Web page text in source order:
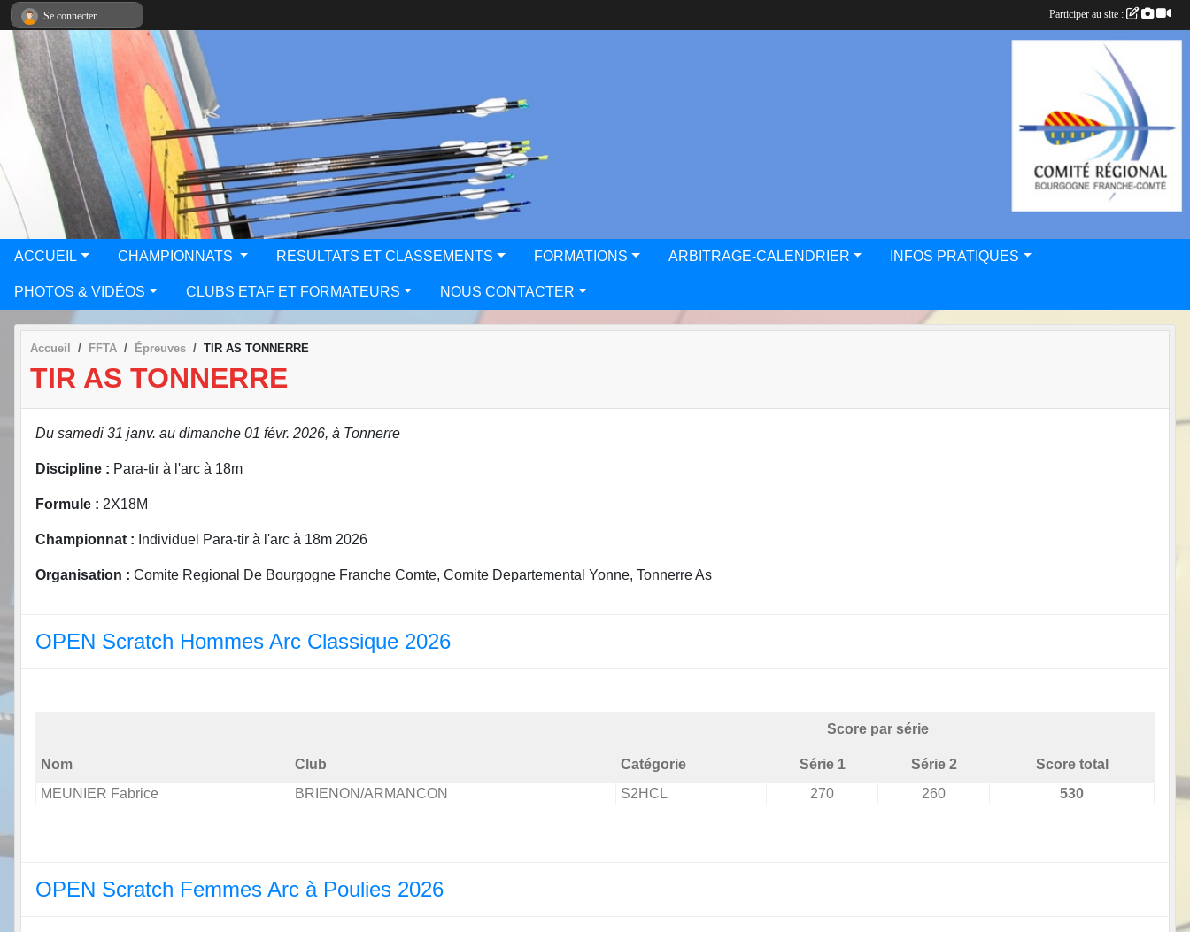
ACCUEIL CHAMPIONNATS RESULTATS ET CLASSEMENTS FORMATIONS ARBITRAGE-CALENDRIER INFOS PRATIQUES
PHOTOS & VIDÉOS CLUBS ETAF ET FORMATEURS NOUS CONTACTER
Accueil FFTA Épreuves TIR AS TONNERRE
TIR AS TONNERRE
Du samedi 31 janv. au dimanche 01 févr. 2026, à Tonnerre
Discipline : Para-tir à l'arc à 18m
Formule : 2X18M
Championnat : Individuel Para-tir à l'arc à 18m 2026
Organisation : Comite Regional De Bourgogne Franche Comte, Comite Departemental Yonne, Tonnerre As
OPEN Scratch Hommes Arc Classique 2026
Score par série
Nom Club Catégorie Série 1 Série 2
Score total
MEUNIER Fabrice
BRIENON/ARMANCON S2HCL 270 260 530
OPEN Scratch Femmes Arc à Poulies 2026
Se connecter Participer au site :
Panneau de gestion des cookies